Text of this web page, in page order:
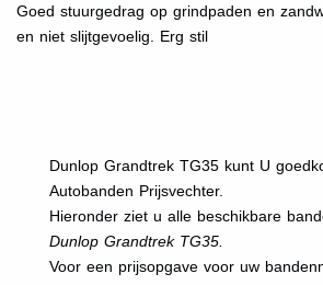
Goed stuurgedrag op grindpaden en
en niet slijtgevoelig. Erg stil
Dunlop Grandtrek TG35 kunt U
Autobanden Prijsvechter.
Hieronder ziet u alle beschikbare
Dunlop Grandtrek TG35.
Voor een prijsopgave voor uw